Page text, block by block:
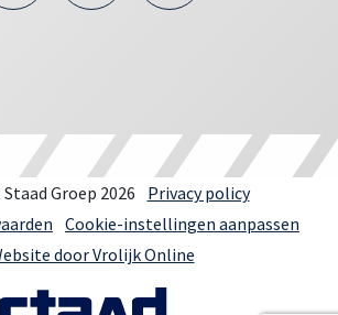
Groep 2026
Privacy policy
Cookie-instellingen aanpassen
door Vrolijk Online